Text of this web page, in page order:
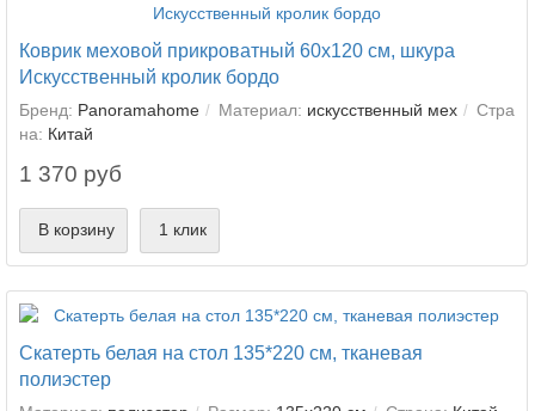
Коврик меховой прикроватный 60х120 см, шкура
Искусственный кролик бордо
Бренд: Panoramahome Материал: искусственный мех
Стра
на: Китай
1 370 руб
В корзину 1 клик
Скатерть белая на стол 135*220 см, тканевая
полиэстер